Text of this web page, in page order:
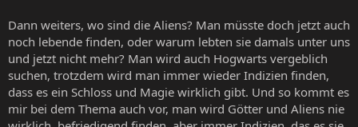
Dann weiters, wo sind die Aliens? Man müsste doch jetzt auch
noch lebende finden, oder warum lebten sie damals unter uns
und jetzt nicht mehr? Man wird auch Hogwarts vergeblich
suchen, trotzdem wird man immer wieder Indizien finden,
dass es ein Schloss und Magie wirklich gibt. Und so kommt es
mir bei dem Thema auch vor, man wird Götter und Aliens nie